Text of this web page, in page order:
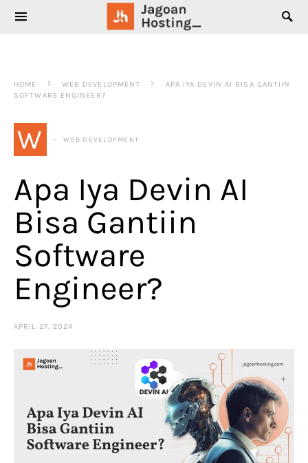
SEARCH FOR:
HOME WEB DEVELOPMENT
APA IYA DEVIN AI BISA GANTIIN
SOFTWARE ENGINEER?
W WEB DEVELOPMENT
Apa Iya Devin AI
Bisa Gantiin
Software
Engineer?
APRIL 27, 2024